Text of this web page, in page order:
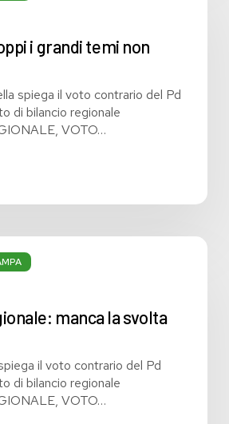
i grandi temi non
spiega il voto contrario del Pd
di bilancio regionale
VOTO…
manca la svolta
il voto contrario del Pd
di bilancio regionale
VOTO…